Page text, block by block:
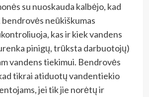
su nuoskauda kalbėjo, kad
bendrovės neūkiškumas
kas ir kiek vandens
pinigų, trūksta darbuotojų)
vandens tiekimui. Bendrovės
tikrai atiduotų vandentiekio
jei tik jie norėtų ir